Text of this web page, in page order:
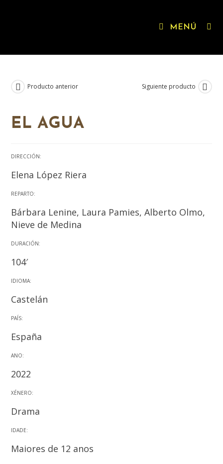
MENÚ
Producto anterior Siguiente producto
EL AGUA
DIRECCIÓN:
Elena López Riera
REPARTO:
Bárbara Lenine, Laura Pamies, Alberto Olmo,
Nieve de Medina
DURACIÓN:
104′
IDIOMA:
Castelán
PAÍS:
España
ANO:
2022
XÉNERO:
Drama
IDADE:
Maiores de 12 anos